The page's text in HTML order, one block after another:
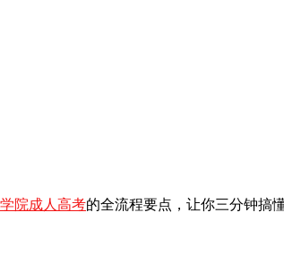
院成人高考的全流程要点，让你三分钟搞